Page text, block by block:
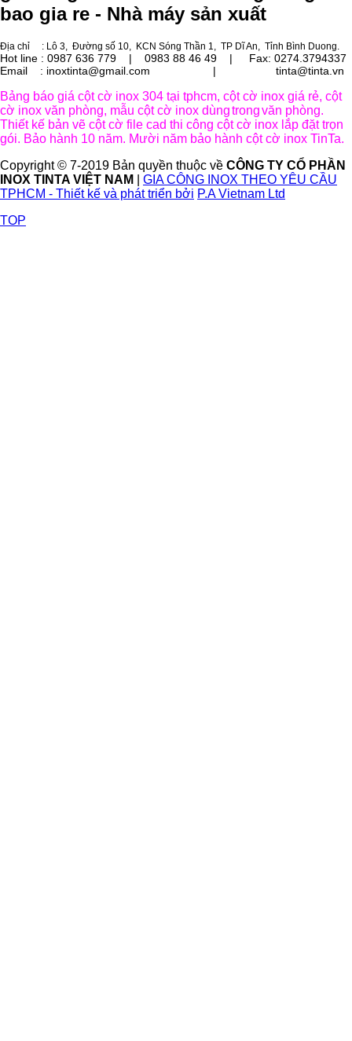
bao gia re - Nhà máy sản xuất
Địa chỉ : Lô 3, Đường số 10, KCN Sóng Thần 1, TP Dĩ An, Tỉnh Bình Duong.
Hot line : 0987 636 779 | 0983 88 46 49 |
Fax: 0274.3794337
Email : inoxtinta@gmail.com | tinta@tinta.vn
Bảng báo giá cột cờ inox 304 tại tphcm, cột cờ inox giá rẻ, cột
cờ inox văn phòng, mẫu cột cờ inox dùngtrongvăn phòng.
Thiết kế bản vẽ cột cờ file cad thi công cột cờ inox lắp đặt trọn
gói. Bảo hành 10 năm. Mười năm bảo hành cột cờ inox TinTa.
Copyright © 7-2019 Bản quyền thuộc về CÔNG TY CỔ PHẦN
INOX TINTA VIỆT NAM
GIA CÔNG INOX THEO YÊU CẦU
TPHCM - Thiết kế và phát triển bởi P.A Vietnam Ltd
TOP